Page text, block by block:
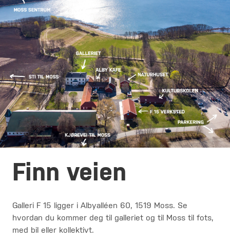
Finn veien
Galleri F 15 ligger i Albyalléen 60, 1519 Moss. Se
hvordan du kommer deg til galleriet og til Moss til fots,
med bil eller kollektivt.